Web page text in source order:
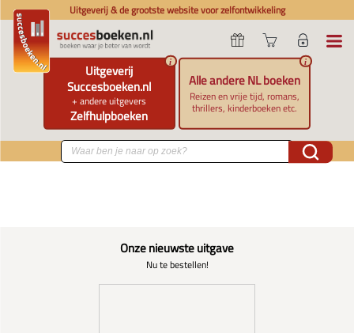
Uitgeverij & de grootste website voor zelfontwikkeling
Uitgeverij
Succesboeken.nl
+ andere uitgevers
Zelfhulpboeken
i
Alle andere NL boeken
Reizen en vrije tijd, romans,
thrillers, kinderboeken etc.
i
Onze nieuwste uitgave
Nu te bestellen!